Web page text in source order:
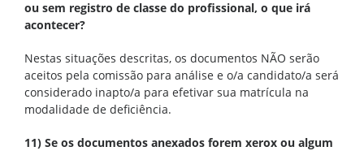
ou sem registro de classe do profissional, o que irá
acontecer?
Nestas situações descritas, os documentos NÃO serão
aceitos pela comissão para análise e o/a candidato/a será
considerado inapto/a para efetivar sua matrícula na
modalidade de deficiência.
11) Se os documentos anexados forem xerox ou algum